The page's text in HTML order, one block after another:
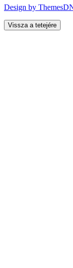
Design by
Vissza a tetejére